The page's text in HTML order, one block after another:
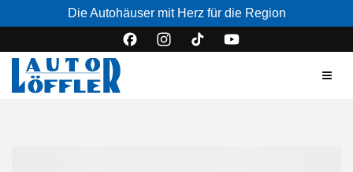
Die Autohäuser mit Herz für die Region